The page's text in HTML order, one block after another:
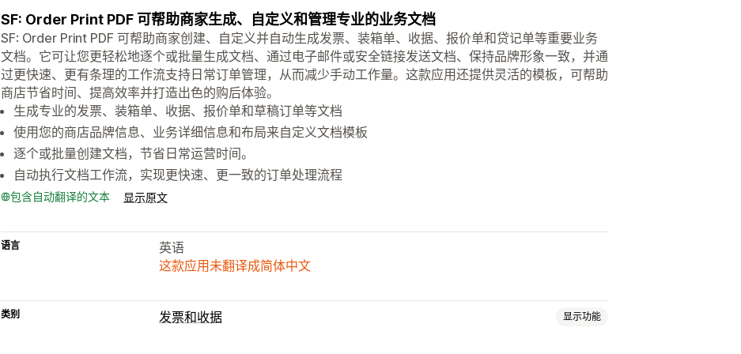
SF: Order Print PDF 可帮助商家生成、自定义和管理专业的业务文档
SF: Order Print PDF 可帮助商家创建、自定义并自动生成发票、装箱单、收据、报价单和贷记单等重要业务
文档。它可让您更轻松地逐个或批量生成文档、通过电子邮件或安全链接发送文档、保持品牌形象一致，并通
过更快速、更有条理的工作流支持日常订单管理，从而减少手动工作量。这款应用还提供灵活的模板，可帮助
商店节省时间、提高效率并打造出色的购后体验。
生成专业的发票、装箱单、收据、报价单和草稿订单等文档
使用您的商店品牌信息、业务详细信息和布局来自定义文档模板
逐个或批量创建文档，节省日常运营时间。
自动执行文档工作流，实现更快速、更一致的订单处理流程
包含自动翻译的文本 显示原文
语言
英语
这款应用未翻译成简体中文
类别 发票和收据 显示功能